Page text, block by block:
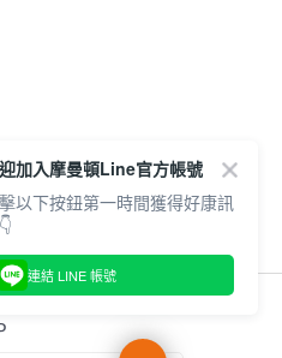
加入摩曼頓Line官方帳號
以下按鈕第一時間獲得好康訊
連結 LINE 帳號